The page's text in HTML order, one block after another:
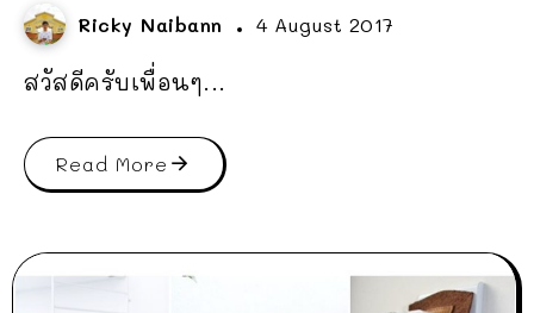
Ricky Naibann 4 August 2017
สวัสดีครับเพื่อนๆ...
Read More